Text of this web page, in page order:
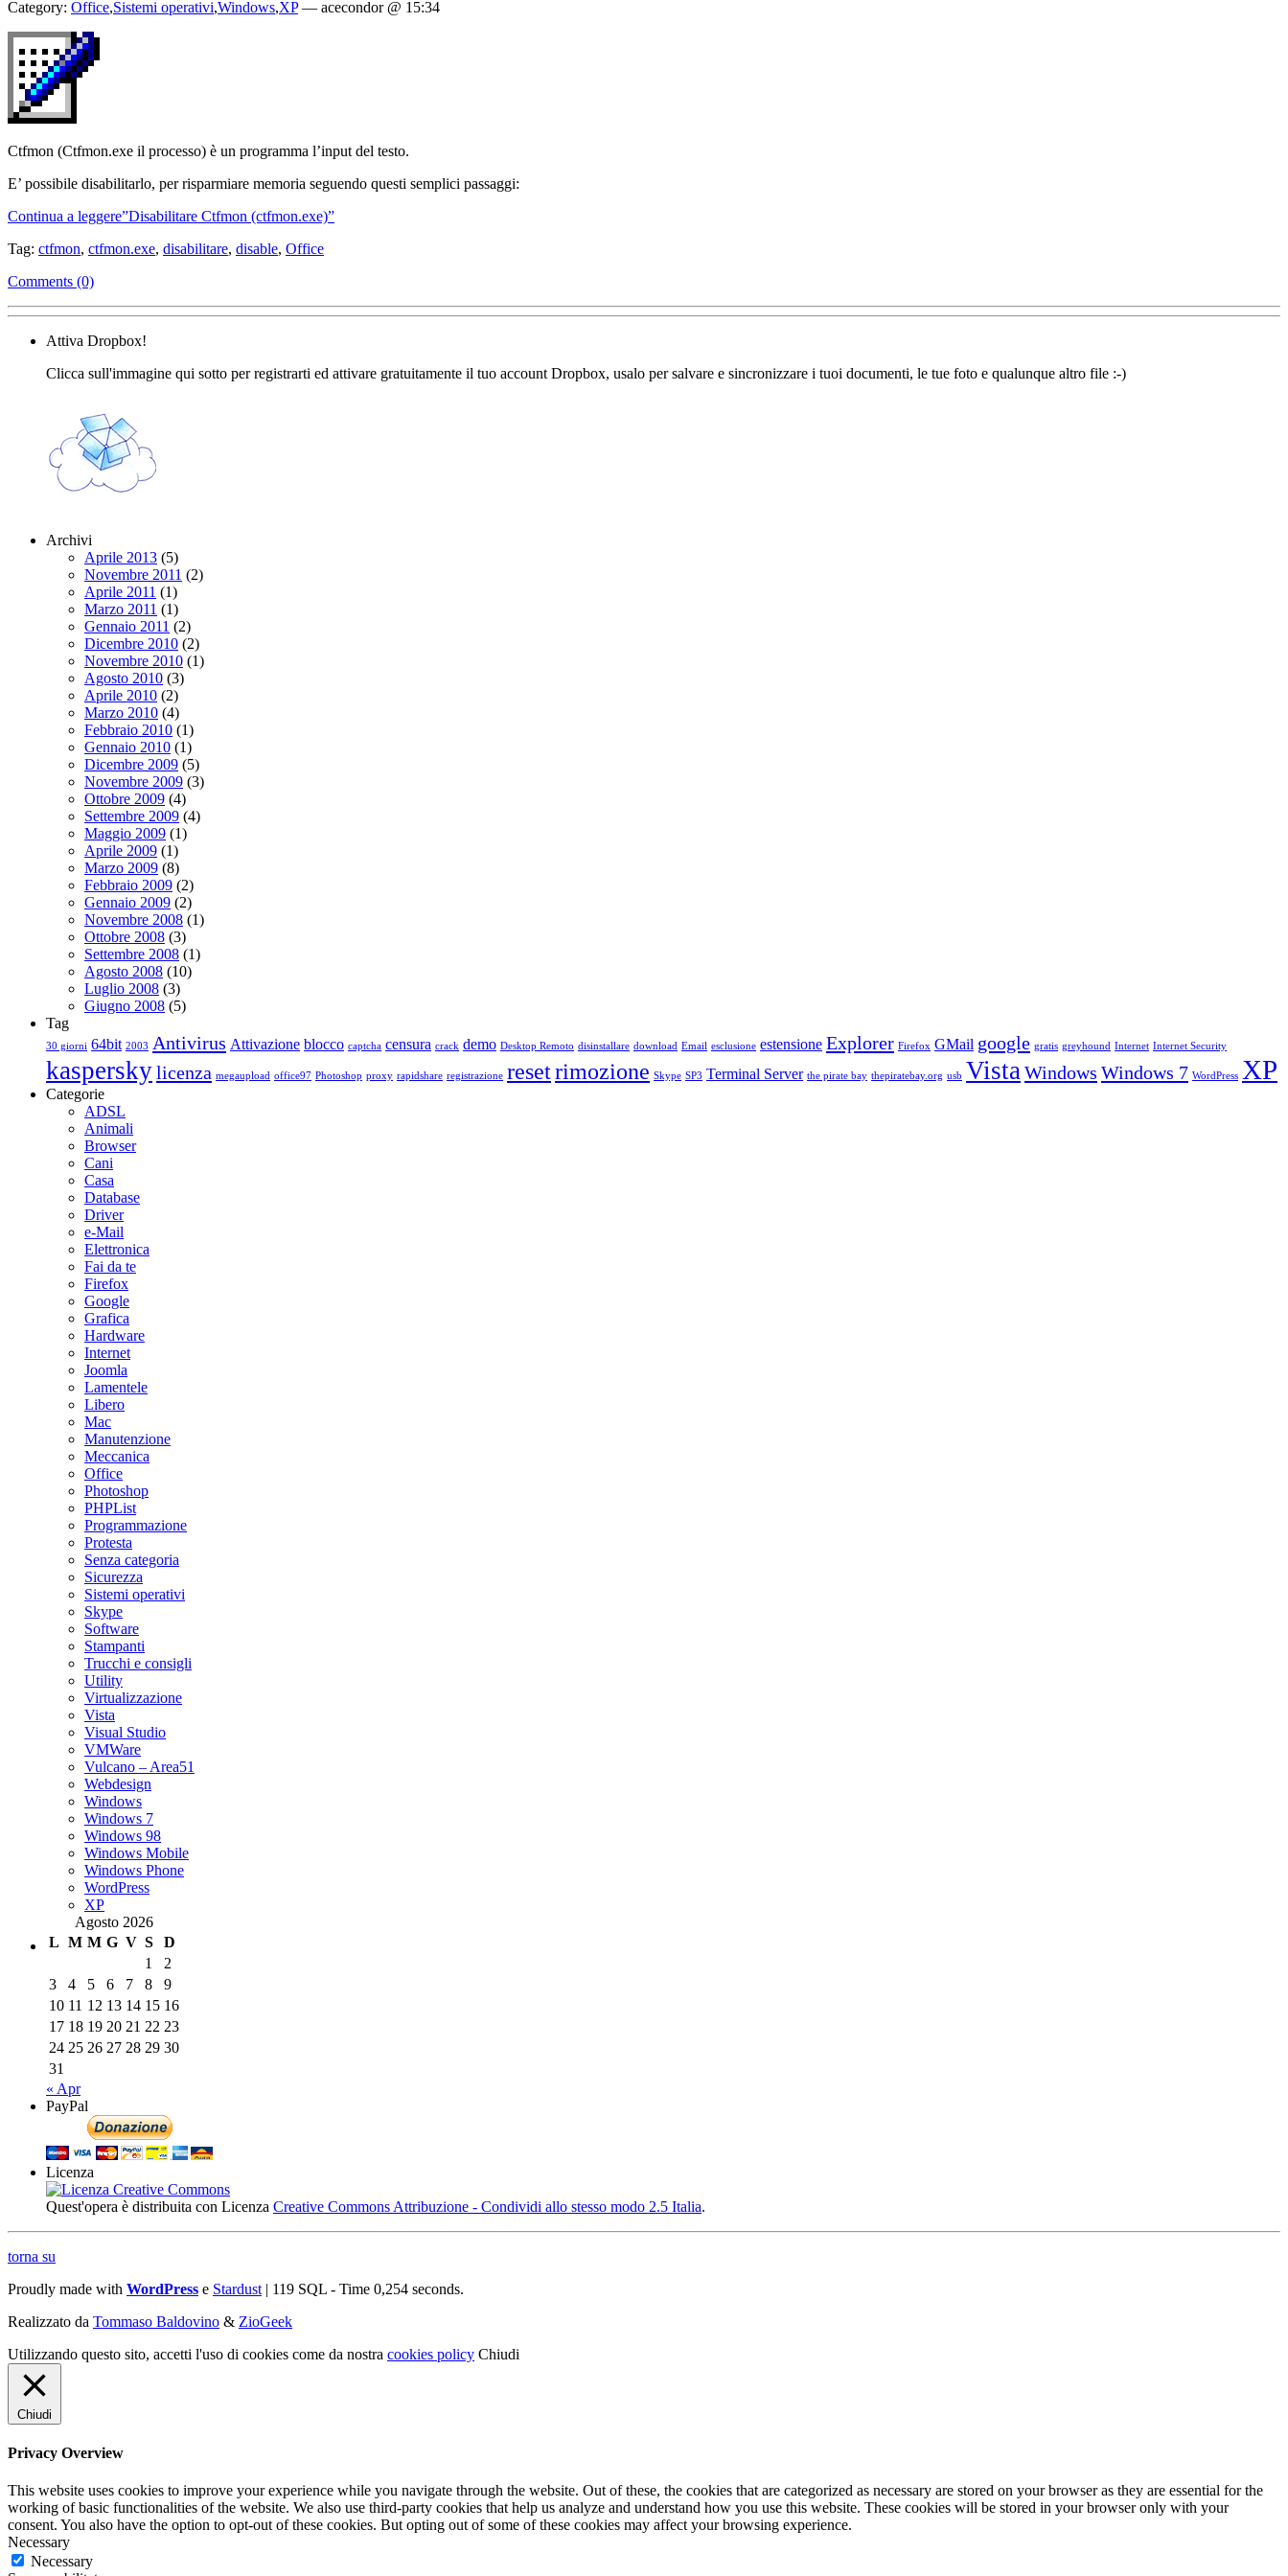
Category: Office,Sistemi operativi,Windows,XP— acecondor @ 15:34
Ctfmon (Ctfmon.exe il processo) è un programma l’input del testo.
E’ possibile disabilitarlo, per risparmiare memoria seguendo questi semplici passaggi:
Continua a leggere”Disabilitare Ctfmon (ctfmon.exe)”
Tag: ctfmon, ctfmon.exe, disabilitare, disable, Office
Comments (0)
Attiva Dropbox!
Clicca sull'immagine qui sotto per registrarti ed attivare gratuitamente il tuo account Dropbox, usalo per salvare e sincronizzare i tuoi documenti, le tue foto e qualunque altro file :-)
Archivi
Aprile 2013 (5)
Novembre 2011 (2)
Aprile 2011 (1)
Marzo 2011 (1)
Gennaio 2011 (2)
Dicembre 2010 (2)
Novembre 2010 (1)
Agosto 2010 (3)
Aprile 2010 (2)
Marzo 2010 (4)
Febbraio 2010 (1)
Gennaio 2010 (1)
Dicembre 2009 (5)
Novembre 2009 (3)
Ottobre 2009 (4)
Settembre 2009 (4)
Maggio 2009 (1)
Aprile 2009 (1)
Marzo 2009 (8)
Febbraio 2009 (2)
Gennaio 2009 (2)
Novembre 2008 (1)
Ottobre 2008 (3)
Settembre 2008 (1)
Agosto 2008 (10)
Luglio 2008 (3)
Giugno 2008 (5)
Tag
30 giorni 64bit 2003 Antivirus Attivazione blocco captcha censura crack demo Desktop Remoto disinstallare download Email esclusione estensione Explorer Firefox GMail google gratis greyhound Internet Internet Security
kasperskylicenza megaupload office97 Photoshop proxy rapidshare registrazione resetrimozione Skype SP3 Terminal Server the pirate bay thepiratebay.org usb Vista Windows Windows 7 WordPress XP
Categorie
ADSL
Animali
Browser
Cani
Casa
Database
Driver
e-Mail
Elettronica
Fai da te
Firefox
Google
Grafica
Hardware
Internet
Joomla
Lamentele
Libero
Mac
Manutenzione
Meccanica
Office
Photoshop
PHPList
Programmazione
Protesta
Senza categoria
Sicurezza
Sistemi operativi
Skype
Software
Stampanti
Trucchi e consigli
Utility
Virtualizzazione
Vista
Visual Studio
VMWare
Vulcano – Area51
Webdesign
Windows
Windows 7
Windows 98
Windows Mobile
Windows Phone
WordPress
XP
Agosto 2026
L M M G V S
D
1
2
3
4 5 6 7 8
9
10 11 12 13 14 15 16
17 18 19 20 21 22 23
24 25 26 27 28 29 30
31
« Apr
PayPal
Licenza
Quest'opera è distribuita con Licenza Creative Commons Attribuzione - Condividi allo stesso modo 2.5 Italia.
torna su
Proudly made with WordPress e Stardust | 119 SQL - Time 0,254 seconds.
Realizzato da Tommaso Baldovino & ZioGeek
Utilizzando questo sito, accetti l'uso di cookies come da nostra cookies policy Chiudi
Chiudi
Privacy Overview
This website uses cookies to improve your experience while you navigate through the website. Out of these, the cookies that are categorized as necessary are stored on your browser as they are essential for the
working of basic functionalities of the website. We also use third-party cookies that help us analyze and understand how you use this website. These cookies will be stored in your browser only with your
consent. You also have the option to opt-out of these cookies. But opting out of some of these cookies may affect your browsing experience.
Necessary
Necessary